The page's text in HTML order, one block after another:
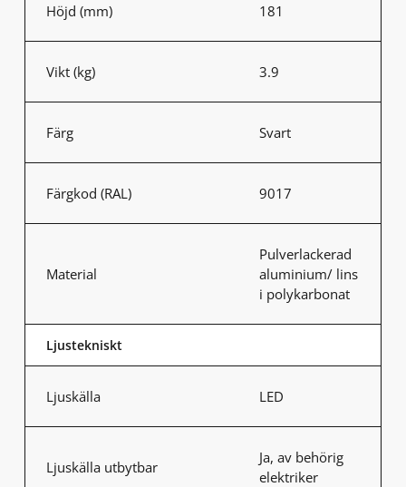
Höjd (mm) 181
Vikt (kg) 3.9
Färg Svart
Färgkod (RAL) 9017
Material
Pulverlackerad
aluminium/ lins
i polykarbonat
Ljustekniskt
Ljuskälla LED
Ljuskälla utbytbar
Ja, av behörig
elektriker